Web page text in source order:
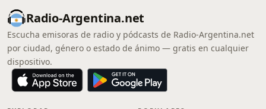
Radio-Argentina.net
Escucha emisoras de radio y pódcasts de Radio-Argentina.net
por ciudad, género o estado de ánimo — gratis en cualquier
dispositivo.